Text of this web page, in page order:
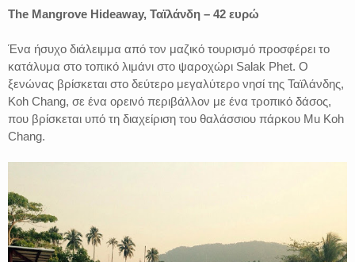
The Mangrove Hideaway, Ταϊλάνδη – 42 ευρώ
Ένα ήσυχο διάλειμμα από τον μαζικό τουρισμό προσφέρει το
κατάλυμα στο τοπικό λιμάνι στο ψαροχώρι Salak Phet. Ο
ξενώνας βρίσκεται στο δεύτερο μεγαλύτερο νησί της Ταϊλάνδης,
Koh Chang, σε ένα ορεινό περιβάλλον με ένα τροπικό δάσος,
που βρίσκεται υπό τη διαχείριση του θαλάσσιου πάρκου Mu Koh
Chang.